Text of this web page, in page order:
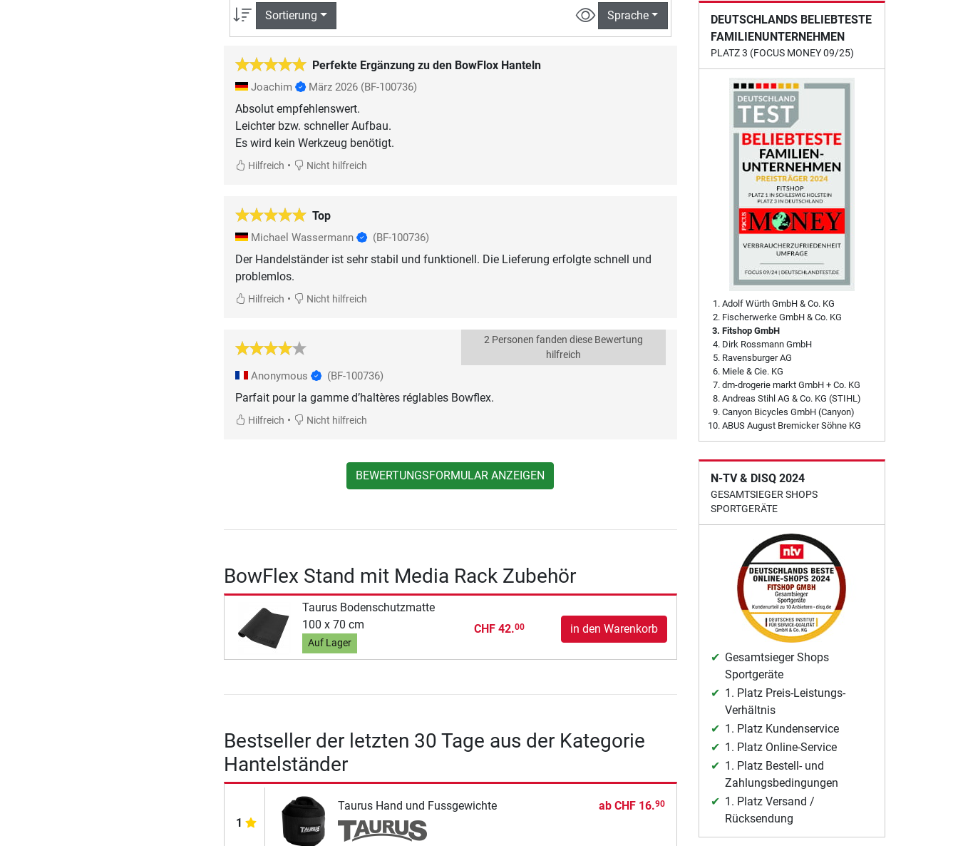
Sortierung Sprache
Perfekte Ergänzung zu den BowFlox Hanteln
Joachim März 2026 (BF-100736)
Absolut empfehlenswert.
Leichter bzw. schneller Aufbau.
Hilfreich • Nicht hilfreich
Top
Michael Wassermann (BF-100736)
Der Handelständer ist sehr stabil und funktionell. Die Lieferung erfolgte schnell und
problemlos.
Hilfreich • Nicht hilfreich
2 Personen fanden diese Bewertung
hilfreich
Anonymous (BF-100736)
Parfait pour la gamme d’haltères réglables Bowflex.
Hilfreich • Nicht hilfreich
BEWERTUNGSFORMULAR ANZEIGEN
BowFlex Stand mit Media Rack Zubehör
Taurus Bodenschutzmatte
100 x 70 cm
Auf Lager
CHF 42.00 in den Warenkorb
Bestseller der letzten 30 Tage aus der Kategorie
Hantelständer
1
Taurus Hand und Fussgewichte abCHF 16.90
DEUTSCHLANDS BELIEBTESTE
FAMILIENUNTERNEHMEN
PLATZ 3 (FOCUS MONEY 09/25)
Adolf Würth GmbH & Co. KG
Fischerwerke GmbH & Co. KG
Fitshop GmbH
Dirk Rossmann GmbH
Ravensburger AG
Miele & Cie. KG
dm-drogerie markt GmbH + Co. KG
Andreas Stihl AG & Co. KG (STIHL)
Canyon Bicycles GmbH (Canyon)
ABUS August Bremicker Söhne KG
N-TV & DISQ 2024
GESAMTSIEGER SHOPS
SPORTGERÄTE
Gesamtsieger Shops
Sportgeräte
1. Platz Preis-Leistungs-
Verhältnis
1. Platz Kundenservice
1. Platz Online-Service
1. Platz Bestell- und
Zahlungsbedingungen
1. Platz Versand /
Rücksendung